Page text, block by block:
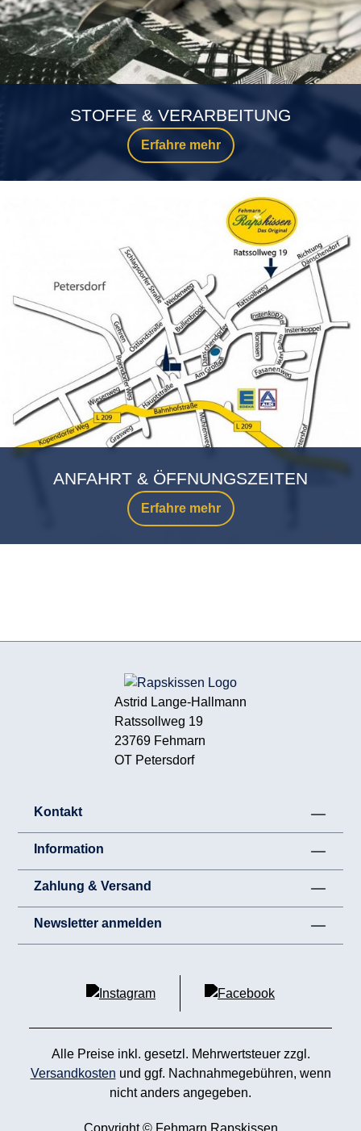
Erfahre mehr
STOFFE & VERARBEITUNG
Erfahre mehr
ANFAHRT & ÖFFNUNGSZEITEN
Astrid Lange-Hallmann
Ratssollweg 19
23769 Fehmarn
OT Petersdorf
Kontakt
Information
Zahlung & Versand
Newsletter anmelden
Alle Preise inkl. gesetzl. Mehrwertsteuer zzgl.
Versandkosten und ggf. Nachnahmegebühren, wenn
nicht anders angegeben.
Copyright © Fehmarn Rapskissen